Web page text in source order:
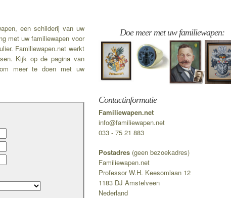
een schilderij van uw
met uw familiewapen voor
Familiewapen.net werkt
Kijk op de pagina van
meer te doen met uw
Doe meer met uw familiewapen:
Contactinformatie
Familiewapen.net
info@familiewapen.net
033 - 75 21 883
Postadres(geen bezoekadres)
Familiewapen.net
Professor W.H. Keesomlaan 12
1183 DJ Amstelveen
Nederland